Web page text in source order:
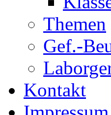
Themen
Gef.-
Kontakt